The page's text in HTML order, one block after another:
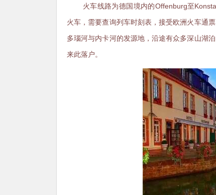
火车线路为德国境内的Offenburg至
火车，需要查询列车时刻表，接受欧洲火车通
多瑙河与内卡河的发源地，沿途有众多深山湖
来此落户。